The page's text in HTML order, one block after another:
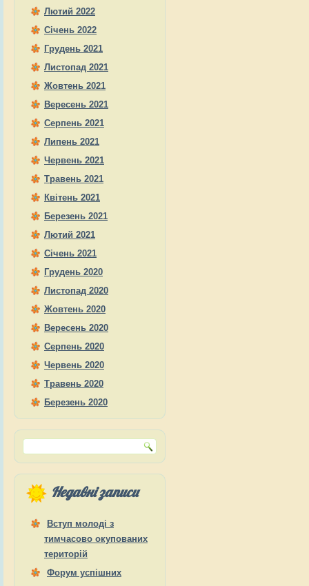
Лютий 2022
Січень 2022
Грудень 2021
Листопад 2021
Жовтень 2021
Вересень 2021
Серпень 2021
Липень 2021
Червень 2021
Травень 2021
Квітень 2021
Березень 2021
Лютий 2021
Січень 2021
Грудень 2020
Листопад 2020
Жовтень 2020
Вересень 2020
Серпень 2020
Червень 2020
Травень 2020
Березень 2020
Недавні записи
Вступ молоді з
тимчасово окупованих
територій
Форум успішних